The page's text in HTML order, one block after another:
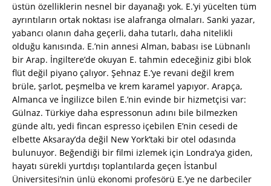
üstün özelliklerin nesnel bir dayanağı yok. E.’yi yücelten tüm
ayrıntıların ortak noktası ise alafranga olmaları. Sanki yazar,
yabancı olanın daha geçerli, daha tutarlı, daha nitelikli
olduğu kanısında. E.’nin annesi Alman, babası ise Lübnanlı
bir Arap. İngiltere’de okuyan E. tahmin edeceğiniz gibi blok
flüt değil piyano çalıyor. Şehnaz E.’ye revani değil krem
brüle, şarlot, peşmelba ve krem karamel yapıyor. Arapça,
Almanca ve İngilizce bilen E.’nin evinde bir hizmetçisi var:
Gülnaz. Türkiye daha espressonun adını bile bilmezken
günde altı, yedi fincan espresso içebilen E’nin cesedi de
elbette Aksaray’da değil New York’taki bir otel odasında
bulunuyor. Beğendiği bir filmi izlemek için Londra’ya giden,
hayatı sürekli yurtdışı toplantılarda geçen İstanbul
Üniversitesi’nin ünlü ekonomi profesörü E.’ye ne darbeciler